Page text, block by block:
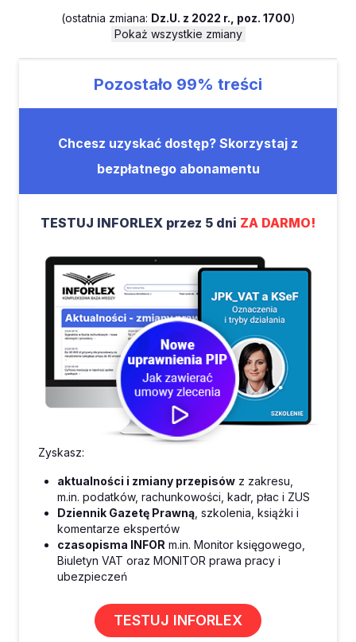
(ostatnia zmiana: Dz.U. z 2022 r., poz. 1700)
Pokaż wszystkie zmiany
Pozostało 99% treści
Chcesz uzyskać dostęp? Skorzystaj z
bezpłatnego abonamentu
TESTUJ INFORLEX przez 5 dni ZA DARMO!
Zyskasz:
aktualności i zmiany przepisów z zakresu,
m.in. podatków, rachunkowości, kadr, płac i ZUS
Dziennik Gazetę Prawną , szkolenia, książki i
komentarze ekspertów
czasopisma INFOR m.in. Monitor księgowego,
Biuletyn VAT oraz MONITOR prawa pracy i
ubezpieczeń
TESTUJ INFORLEX